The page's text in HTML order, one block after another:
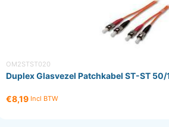
OM2STST020
Duplex Glasvezel Patchkabel ST-ST
€8,19 Incl BTW